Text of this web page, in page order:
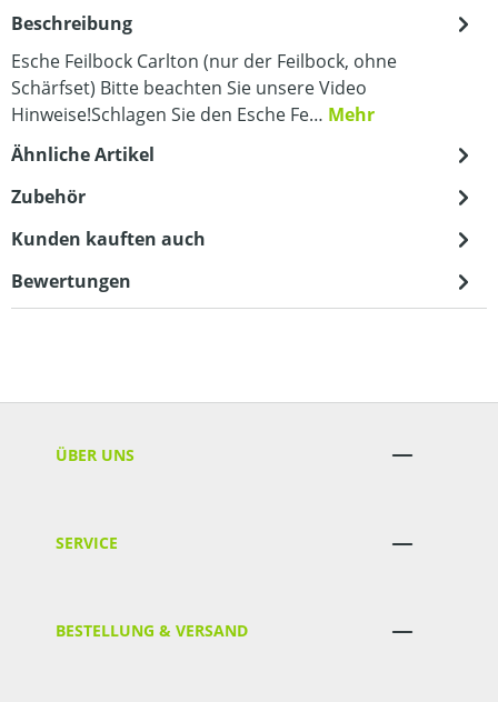
Beschreibung
Esche Feilbock Carlton (nur der Feilbock, ohne
Schärfset) Bitte beachten Sie unsere Video
Hinweise!Schlagen Sie den Esche Fe… Mehr
Ähnliche Artikel
Zubehör
Kunden kauften auch
Bewertungen
ÜBER UNS
SERVICE
BESTELLUNG & VERSAND